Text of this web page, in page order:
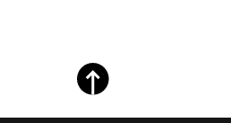
Retour haut de page